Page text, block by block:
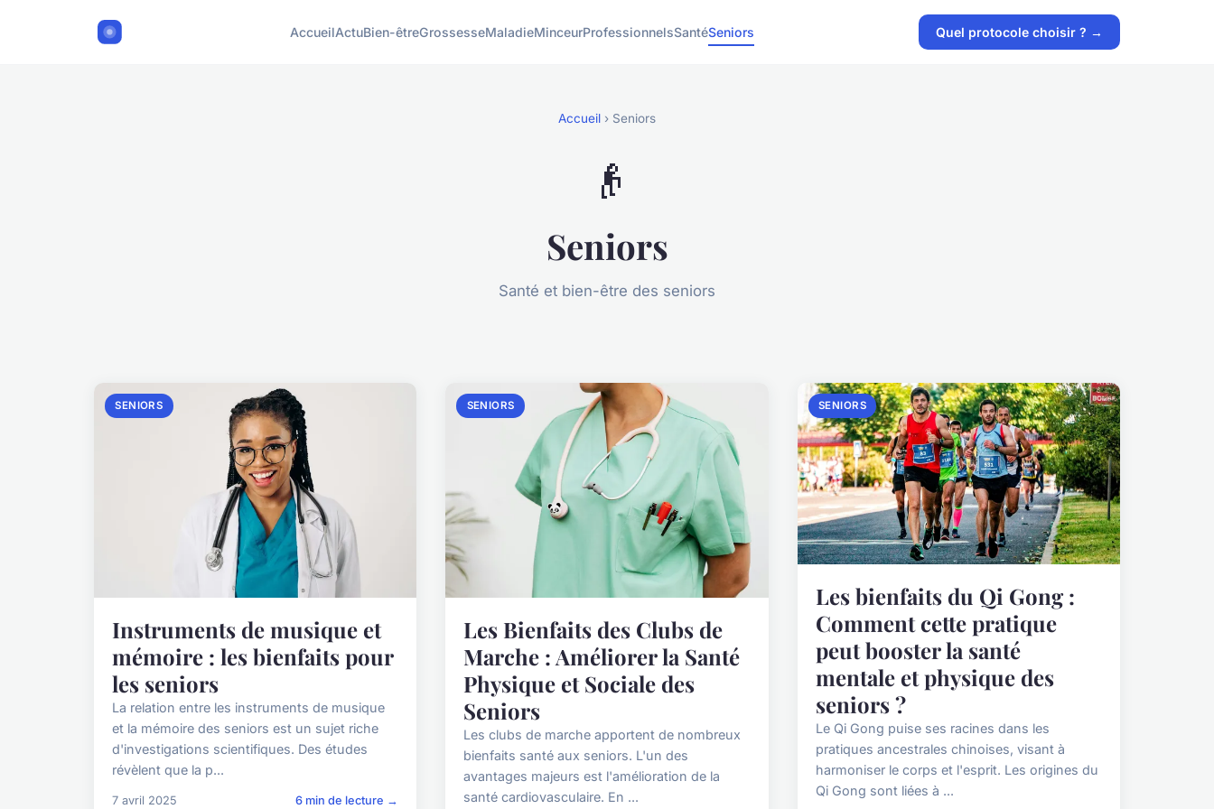
AccueilActuBien-êtreGrossesseMaladieMinceurProfessionnelsSantéSeniors Quel protocole choisir ? →
Accueil › Seniors
👴
Seniors
Santé et bien-être des seniors
SENIORS
Instruments de musique et
mémoire : les bienfaits pour
les seniors
La relation entre les instruments de musique
et la mémoire des seniors est un sujet riche
d'investigations scientifiques. Des études
révèlent que la p...
7 avril 2025 6 min de lecture →
SENIORS
Les Bienfaits des Clubs de
Marche : Améliorer la Santé
Physique et Sociale des
Seniors
Les clubs de marche apportent de nombreux
bienfaits santé aux seniors. L'un des
avantages majeurs est l'amélioration de la
santé cardiovasculaire. En ...
SENIORS
Les bienfaits du Qi Gong :
Comment cette pratique
peut booster la santé
mentale et physique des
seniors ?
Le Qi Gong puise ses racines dans les
pratiques ancestrales chinoises, visant à
harmoniser le corps et l'esprit. Les origines du
Qi Gong sont liées à ...